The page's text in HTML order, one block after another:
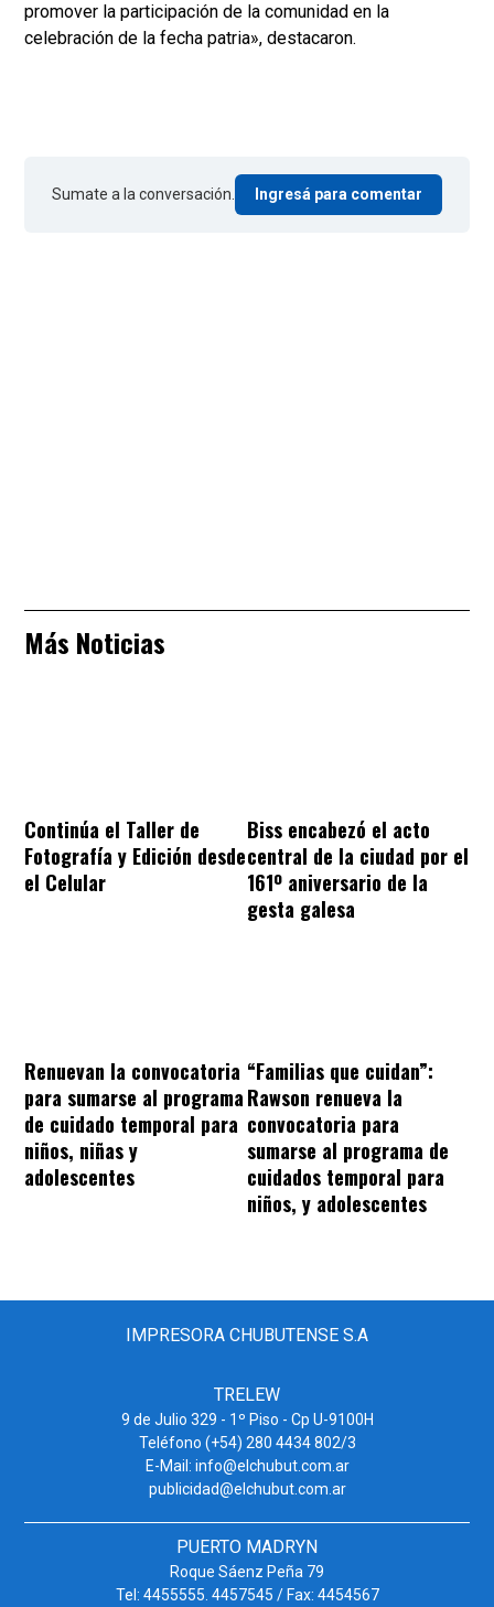
promover la participación de la comunidad en la
celebración de la fecha patria», destacaron.
Sumate a la conversación. Ingresá para comentar
Más Noticias
Continúa el Taller de
Fotografía y Edición desde
el Celular
Biss encabezó el acto
central de la ciudad por el
161º aniversario de la
gesta galesa
Renuevan la convocatoria
para sumarse al programa
de cuidado temporal para
niños, niñas y
adolescentes
“Familias que cuidan”:
Rawson renueva la
convocatoria para
sumarse al programa de
cuidados temporal para
niños, y adolescentes
IMPRESORA CHUBUTENSE S.A
TRELEW
9 de Julio 329 - 1º Piso - Cp U-9100H
Teléfono (+54) 280 4434 802/3
E-Mail: info@elchubut.com.ar
publicidad@elchubut.com.ar
PUERTO MADRYN
Roque Sáenz Peña 79
Tel: 4455555. 4457545 / Fax: 4454567